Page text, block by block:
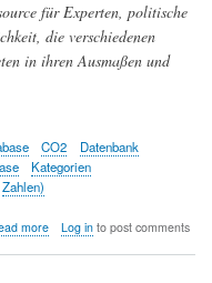
für Experten, politische
die verschiedenen
in ihren Ausmaßen und
CO2
Datenbank
Kategorien
Zahlen)
moreabout
Log into post comments